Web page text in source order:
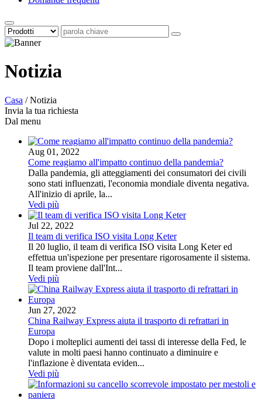
Notizia
Casa /Notizia
Invia la tua richiesta
Dal menu
Aug 01, 2022
Come reagiamo all'impatto continuo della pandemia?
Dalla pandemia, gli atteggiamenti dei consumatori dei civili
sono stati influenzati, l'economia mondiale diventa negativa.
All'inizio di aprile, la...
Vedi più
Jul 22, 2022
Il team di verifica ISO visita Long Keter
Il 20 luglio, il team di verifica ISO visita Long Keter ed
effettua un'ispezione per presentare rigorosamente il sistema.
Il team proviene dall'Int...
Vedi più
Jun 27, 2022
China Railway Express aiuta il trasporto di refrattari in
Europa
Dopo i molteplici aumenti dei tassi di interesse della Fed, le
valute in molti paesi hanno continuato a diminuire e
l'inflazione è diventata eviden...
Vedi più